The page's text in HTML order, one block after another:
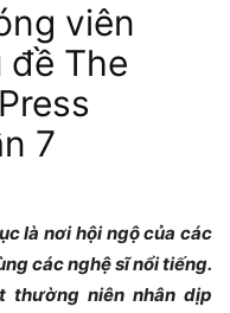
viên
đề The
7
là nơi hội ngộ của các
các nghệ sĩ nổi tiếng.
thường niên nhân dịp